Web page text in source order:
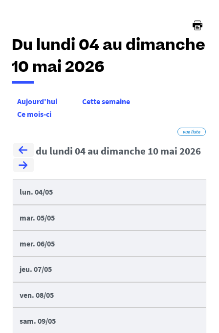
Du lundi 04 au dimanche
10 mai 2026
Aujourd'hui
Cette semaine
Ce mois-ci
vue liste
du lundi 04 au dimanche 10 mai 2026
lun. 04/05
mar. 05/05
mer. 06/05
jeu. 07/05
ven. 08/05
sam. 09/05